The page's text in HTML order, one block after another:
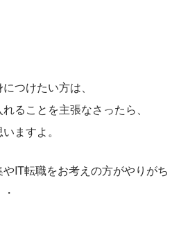
つけたい方は、
ることを主張なさったら、
ますよ。
やIT転職をお考えの方がやりがち